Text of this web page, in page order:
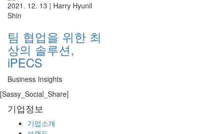
2021. 12. 13 | Harry Hyunil
Shin
팀 협업을 위한 최
상의 솔루션,
iPECS
Business Insights
[Sassy_Social_Share]
기업정보
기업소개